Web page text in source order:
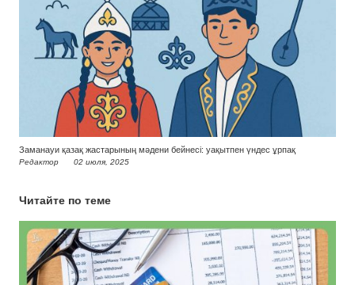
Заманауи қазақ жастарының мәдени бейнесі: уақытпен үндес ұрпақ
Редактор 02 июля, 2025
Читайте по теме